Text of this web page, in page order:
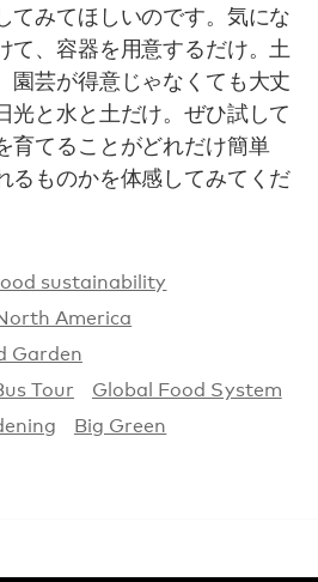
てみてほしいのです。気にな
て、容器を用意するだけ。土
園芸が得意じゃなくても大丈
光と水と土だけ。ぜひ試して
育てることがどれだけ簡単
るものかを体感してみてくだ
sustainability
America
Garden
Tour
Global Food System
Big Green